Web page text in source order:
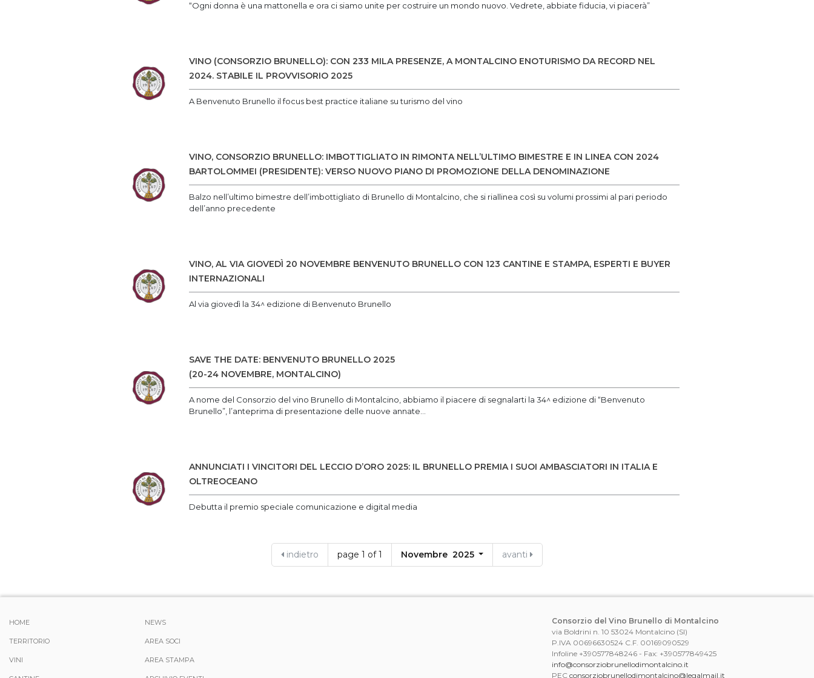
“Ogni donna è una mattonella e ora ci siamo unite per costruire un mondo nuovo. Vedrete, abbiate fiducia, vi piacerà”
VINO (CONSORZIO BRUNELLO): CON 233 MILA PRESENZE, A MONTALCINO ENOTURISMO DA RECORD NEL
2024. STABILE IL PROVVISORIO 2025
A Benvenuto Brunello il focus best practice italiane su turismo del vino
VINO, CONSORZIO BRUNELLO: IMBOTTIGLIATO IN RIMONTA NELL’ULTIMO BIMESTRE E IN LINEA CON 2024
BARTOLOMMEI (PRESIDENTE): VERSO NUOVO PIANO DI PROMOZIONE DELLA DENOMINAZIONE
Balzo nell’ultimo bimestre dell’imbottigliato di Brunello di Montalcino, che si riallinea così su volumi prossimi al pari periodo
dell’anno precedente
VINO, AL VIA GIOVEDÌ 20 NOVEMBRE BENVENUTO BRUNELLO CON 123 CANTINE E STAMPA, ESPERTI E BUYER
INTERNAZIONALI
Al via giovedì la 34^ edizione di Benvenuto Brunello
SAVE THE DATE: BENVENUTO BRUNELLO 2025
(20-24 NOVEMBRE, MONTALCINO)
A nome del Consorzio del vino Brunello di Montalcino, abbiamo il piacere di segnalarti la 34^ edizione di “Benvenuto
Brunello”, l’anteprima di presentazione delle nuove annate...
ANNUNCIATI I VINCITORI DEL LECCIO D’ORO 2025: IL BRUNELLO PREMIA I SUOI AMBASCIATORI IN ITALIA E
OLTREOCEANO
Debutta il premio speciale comunicazione e digital media
indietro page 1 of 1 Novembre 2025 avanti
HOME
TERRITORIO
VINI
NEWS
AREA SOCI
AREA STAMPA
Consorzio del Vino Brunello di Montalcino
via Boldrini n. 10 53024 Montalcino (SI)
P.IVA 00696630524 C.F. 00169090529
Infoline +390577848246 - Fax: +390577849425
info@consorziobrunellodimontalcino.it
PEC consorziobrunellodimontalcino@legalmail.it